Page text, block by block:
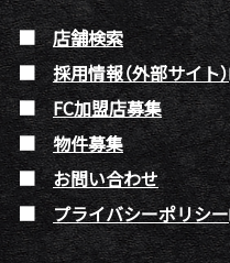
店舗検索
採用情報（外部サイト）
FC加盟店募集
物件募集
お問い合わせ
プライバシーポリシー